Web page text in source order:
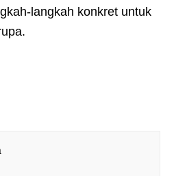
langkah konkret untuk